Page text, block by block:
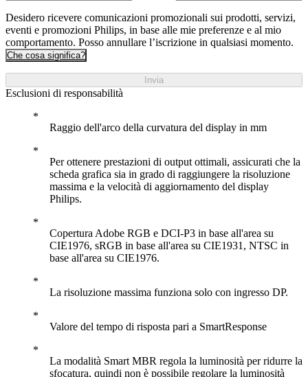
Desidero ricevere comunicazioni promozionali sui prodotti, servizi,
eventi e promozioni Philips, in base alle mie preferenze e al mio
comportamento. Posso annullare l’iscrizione in qualsiasi momento.
Che cosa significa?
Invia
Esclusioni di responsabilità
Raggio dell'arco della curvatura del display in mm
Per ottenere prestazioni di output ottimali, assicurati che la
scheda grafica sia in grado di raggiungere la risoluzione
massima e la velocità di aggiornamento del display
Philips.
Copertura Adobe RGB e DCI-P3 in base all'area su
CIE1976, sRGB in base all'area su CIE1931, NTSC in
base all'area su CIE1976.
La risoluzione massima funziona solo con ingresso DP.
Valore del tempo di risposta pari a SmartResponse
La modalità Smart MBR regola la luminosità per ridurre la
sfocatura, quindi non è possibile regolare la luminosità